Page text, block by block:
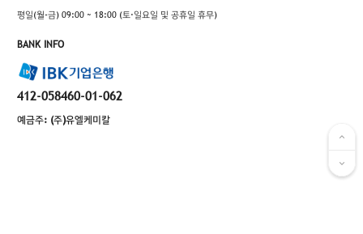
평일(월-금) 09:00 ~ 18:00 (토·일요일 및 공휴일 휴무)
BANK INFO
412-058460-01-062
예금주: (주)유엘케미칼